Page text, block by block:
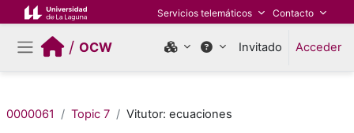
Salta al contenido principal Servicios telemáticos Contacto
Panel lateral
/OCW Invitado Acceder
0000061 Topic 7 Vitutor: ecuaciones